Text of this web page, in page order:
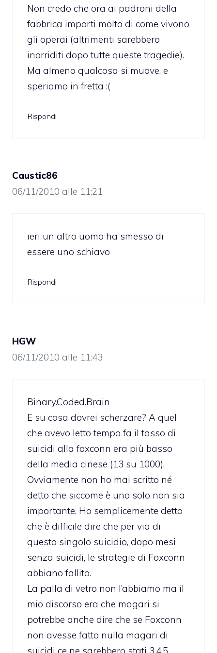
Non credo che ora ai padroni della
fabbrica importi molto di come vivono
gli operai (altrimenti sarebbero
inorriditi dopo tutte queste tragedie).
Ma almeno qualcosa si muove, e
speriamo in fretta :(
Rispondi
Caustic86
06/11/2010 alle 11:21
ieri un altro uomo ha smesso di
essere uno schiavo
Rispondi
HGW
06/11/2010 alle 11:43
Binary.Coded.Brain
E su cosa dovrei scherzare? A quel
che avevo letto tempo fa il tasso di
suicidi alla foxconn era più basso
della media cinese (13 su 1000).
Ovviamente non ho mai scritto né
detto che siccome è uno solo non sia
importante. Ho semplicemente detto
che è difficile dire che per via di
questo singolo suicidio, dopo mesi
senza suicidi, le strategie di Foxconn
abbiano fallito.
La palla di vetro non l’abbiamo ma il
mio discorso era che magari si
potrebbe anche dire che se Foxconn
non avesse fatto nulla magari di
suicidi ce ne sarebbero stati 3,4,5.